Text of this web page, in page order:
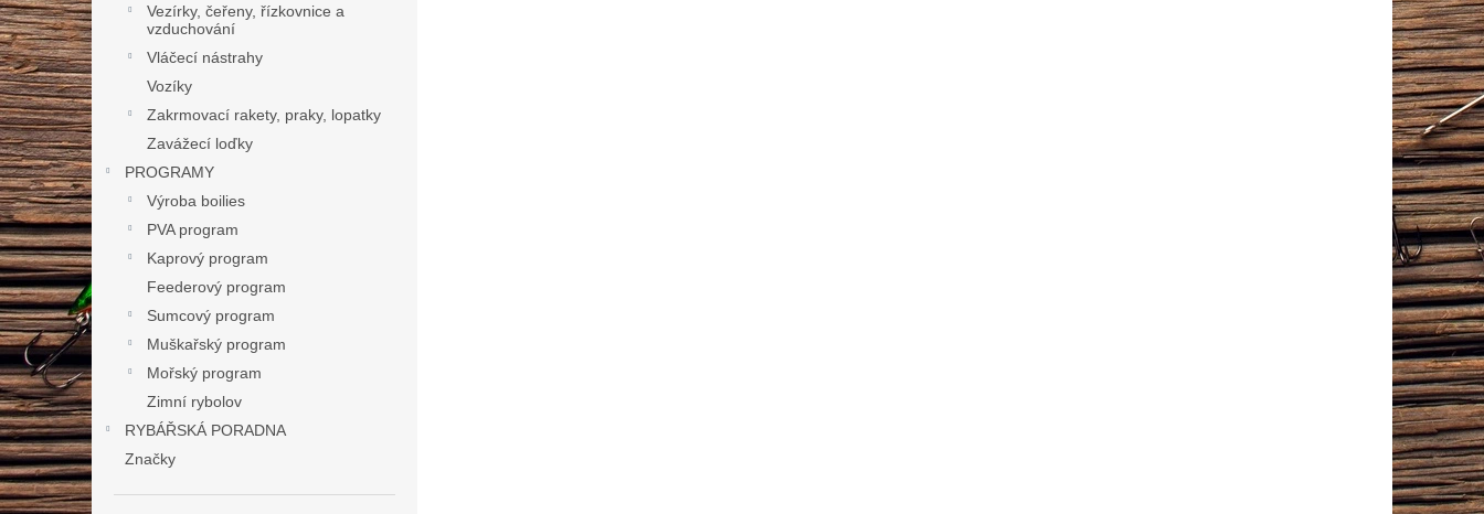
Vezírky, čeřeny, řízkovnice a
vzduchování
Vláčecí nástrahy
Vozíky
Zakrmovací rakety, praky, lopatky
Zavážecí loďky
PROGRAMY
Výroba boilies
PVA program
Kaprový program
Feederový program
Sumcový program
Muškařský program
Mořský program
Zimní rybolov
RYBÁŘSKÁ PORADNA
Značky